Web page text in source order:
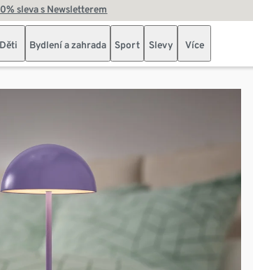
sleva s Newsletterem
Děti Bydlení a zahrada Sport Slevy Více